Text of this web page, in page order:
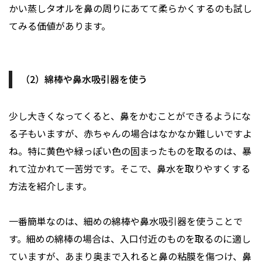
かい蒸しタオルを鼻の周りにあてて柔らかくするのも試し
てみる価値があります。
（2）綿棒や鼻水吸引器を使う
少し大きくなってくると、鼻をかむことができるようにな
る子もいますが、赤ちゃんの場合はなかなか難しいですよ
ね。特に黄色や緑っぽい色の固まったものを取るのは、暴
れて泣かれて一苦労です。そこで、鼻水を取りやすくする
方法を紹介します。
一番簡単なのは、細めの綿棒や鼻水吸引器を使うことで
す。細めの綿棒の場合は、入口付近のものを取るのに適し
ていますが、あまり奥まで入れると鼻の粘膜を傷つけ、鼻